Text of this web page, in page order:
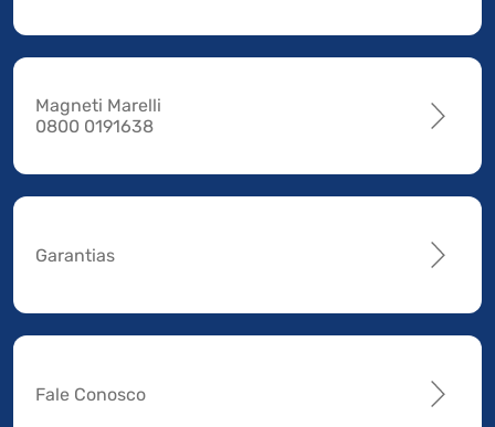
Magneti Marelli
0800 0191638
Garantias
Fale Conosco